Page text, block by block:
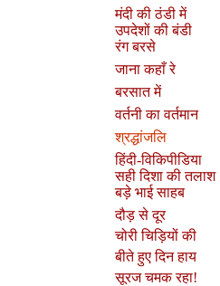
मंदी की ठंडी में
उपदेशों की बंडी
रंग बरसे
जाना कहाँ रे
बरसात में
वर्तनी का वर्तमान
श्रद्धांजलि
हिंदी-विकिपीडिया
सही दिशा की तलाश
बड़े भाई साहब
दौड़ से दूर
चोरी चिड़ियों की
बीते हुए दिन हाय
सूरज चमक रहा!